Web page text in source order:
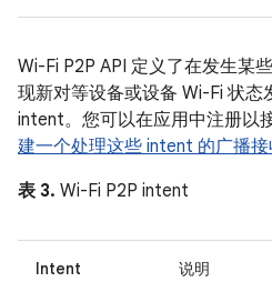
Wi-Fi P2P API 定义了在发生某
现新对等设备或设备 Wi-Fi 状态
intent。您可以在应用中注册以
建一个处理这些 intent 的广播接
表 3. Wi-Fi P2P intent
Intent 说明